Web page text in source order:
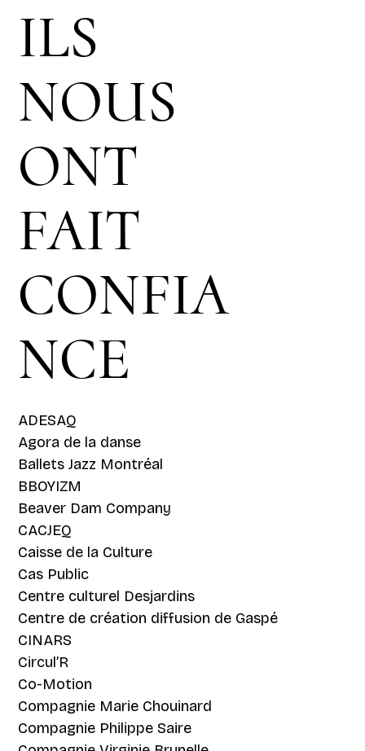
ILS
NOUS
ONT
FAIT
CONFIA
NCE
ADESAQ
Agora de la danse
Ballets Jazz Montréal
BBOYIZM
Beaver Dam Company
CACJEQ
Caisse de la Culture
Cas Public
Centre culturel Desjardins
Centre de création diffusion de Gaspé
CINARS
Circul’R
Co-Motion
Compagnie Marie Chouinard
Compagnie Philippe Saire